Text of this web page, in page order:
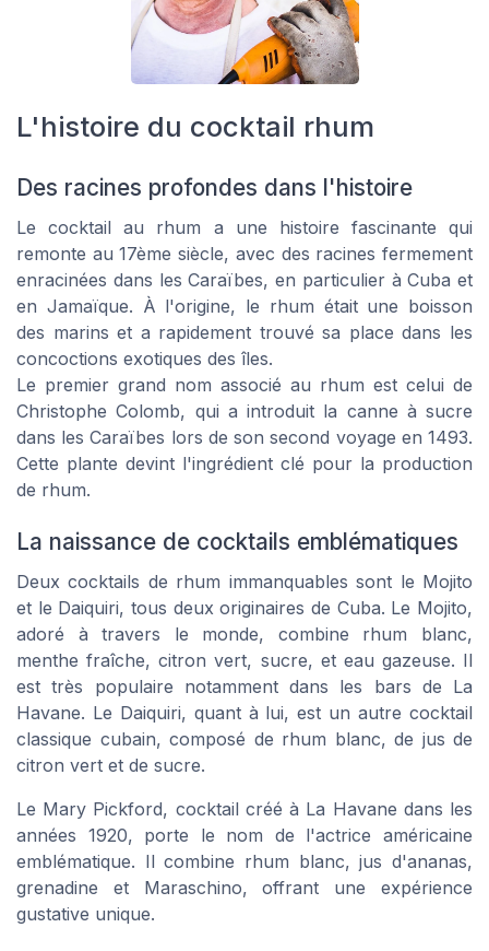
L'histoire du cocktail rhum
Des racines profondes dans l'histoire
Le cocktail au rhum a une histoire fascinante qui
remonte au 17ème siècle, avec des racines fermement
enracinées dans les Caraïbes, en particulier à Cuba et
en Jamaïque. À l'origine, le rhum était une boisson
des marins et a rapidement trouvé sa place dans les
concoctions exotiques des îles.
Le premier grand nom associé au rhum est celui de
Christophe Colomb, qui a introduit la canne à sucre
dans les Caraïbes lors de son second voyage en 1493.
Cette plante devint l'ingrédient clé pour la production
de rhum.
La naissance de cocktails emblématiques
Deux cocktails de rhum immanquables sont le Mojito
et le Daiquiri, tous deux originaires de Cuba. Le Mojito,
adoré à travers le monde, combine rhum blanc,
menthe fraîche, citron vert, sucre, et eau gazeuse. Il
est très populaire notamment dans les bars de La
Havane. Le Daiquiri, quant à lui, est un autre cocktail
classique cubain, composé de rhum blanc, de jus de
citron vert et de sucre.
Le Mary Pickford, cocktail créé à La Havane dans les
années 1920, porte le nom de l'actrice américaine
emblématique. Il combine rhum blanc, jus d'ananas,
grenadine et Maraschino, offrant une expérience
gustative unique.